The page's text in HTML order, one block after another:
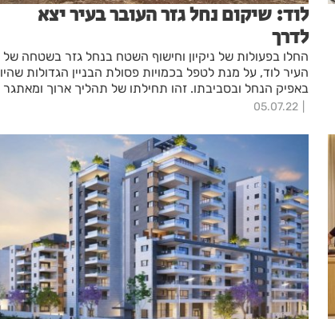
לוד: שיקום נחל גזר העובר בעיר יצא
לדרך
החלו בפעולות של ניקיון וחישוף השטח בנחל גזר בשטחה של
העיר לוד, על מנת לטפל בכמויות פסולת הבניין הגדולות שהיו
באפיק הנחל ובסביבתו. זהו תחילתו של תהליך ארוך ומאתגר
שבסופו מקווים להגיע לשיקום מלא של הנחל.
05.07.22